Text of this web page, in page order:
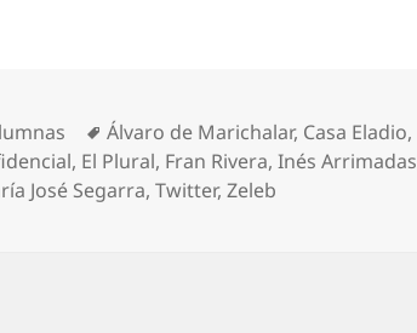
Etiquetas
Álvaro de Marichalar, Casa Eladio,
, El Plural, Fran Rivera,Inés Arrimadas
José Segarra,Twitter,Zeleb